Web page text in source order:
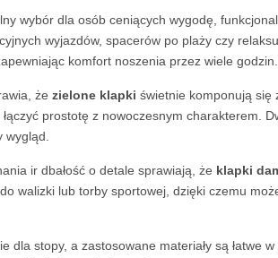
wybór dla osób ceniących wygodę,
wyjazdów, spacerów po plaży czy
komfort noszenia przez wiele godzin.
że zielone klapki świetnie komponują się
prostotę z nowoczesnym charakterem.
ir dbałość o detale sprawiają, że klapki
walizki lub torby sportowej, dzięki czemu
stopy, a zastosowane materiały są łatwe